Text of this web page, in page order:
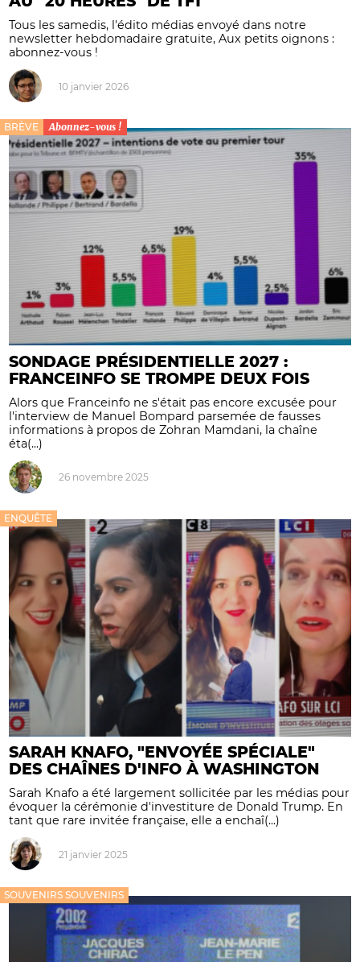
Tous les samedis, l'édito médias envoyé dans notre
newsletter hebdomadaire gratuite, Aux petits oignons :
abonnez-vous !
10 janvier 2026
BRÈVE Abonnez-vous !
SONDAGE PRÉSIDENTIELLE 2027 :
FRANCEINFO SE TROMPE DEUX FOIS
Alors que Franceinfo ne s'était pas encore excusée pour
l'interview de Manuel Bompard parsemée de fausses
informations à propos de Zohran Mamdani, la chaîne
éta(...)
26 novembre 2025
ENQUÊTE
SARAH KNAFO, "ENVOYÉE SPÉCIALE"
DES CHAÎNES D'INFO À WASHINGTON
Sarah Knafo a été largement sollicitée par les médias pour
évoquer la cérémonie d'investiture de Donald Trump. En
tant que rare invitée française, elle a enchaî(...)
21 janvier 2025
SOUVENIRS SOUVENIRS